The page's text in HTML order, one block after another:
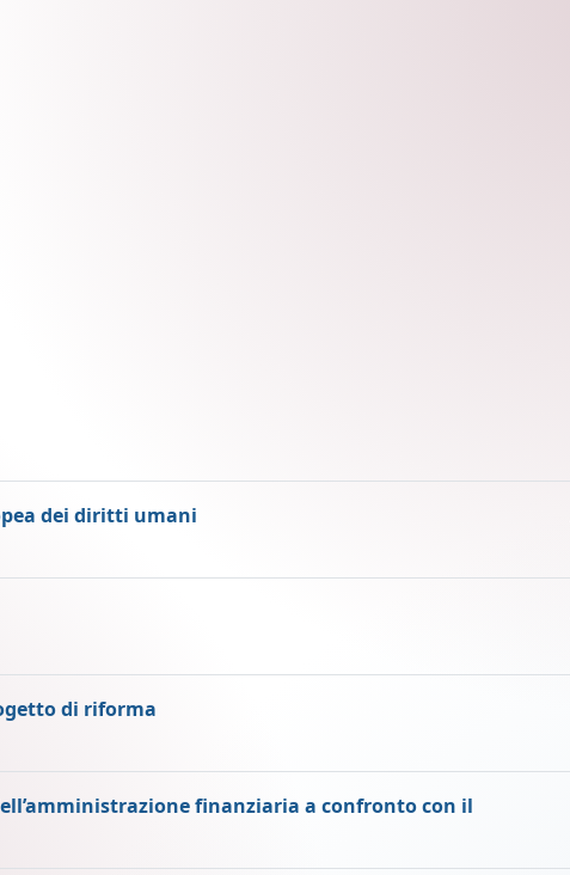
dei diritti umani
di riforma
finanziaria a confronto con il